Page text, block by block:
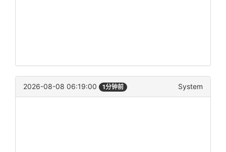
2026-08-08 06:19:00 1分钟前 System